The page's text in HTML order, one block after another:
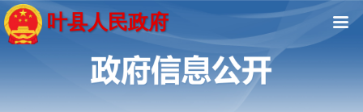
叶县人民政府